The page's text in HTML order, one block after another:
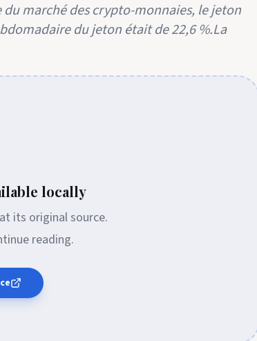
marché des crypto-monnaies, le jeton
du jeton était de 22,6 %.La
locally
its original source.
reading.